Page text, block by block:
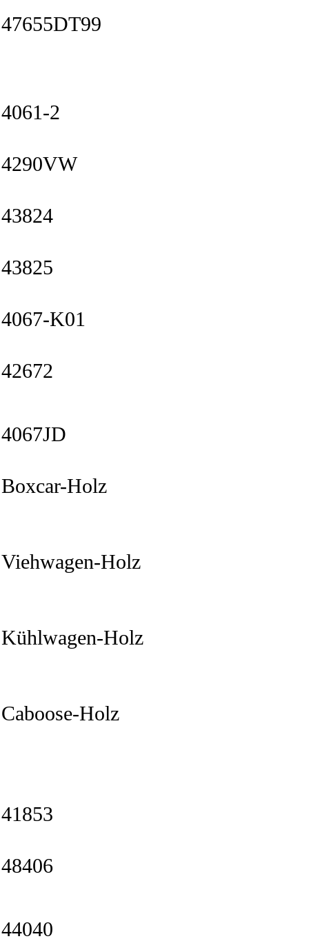
47655DT99
4061-2
4290VW
43824
43825
4067-K01
42672
4067JD
Boxcar-Holz
Viehwagen-Holz
Kühlwagen-Holz
Caboose-Holz
41853
48406
44040